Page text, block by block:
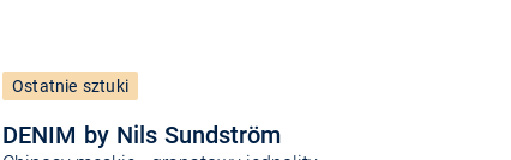
DENIM by Nils Sundström
Ostatnie sztuki